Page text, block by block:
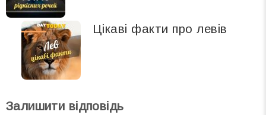
Цікаві факти про левів
Залишити відповідь